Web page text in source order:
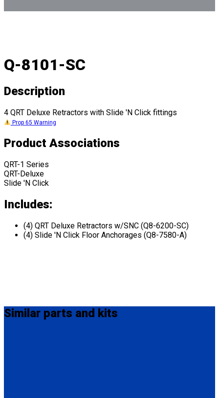
Q-8101-SC
Description
4 QRT Deluxe Retractors with Slide 'N Click fittings
Prop 65 Warning
Product Associations
QRT-1 Series
QRT-Deluxe
Slide 'N Click
Includes:
(4) QRT Deluxe Retractors w/SNC (Q8-6200-SC)
(4) Slide 'N Click Floor Anchorages (Q8-7580-A)
Similar parts and kits